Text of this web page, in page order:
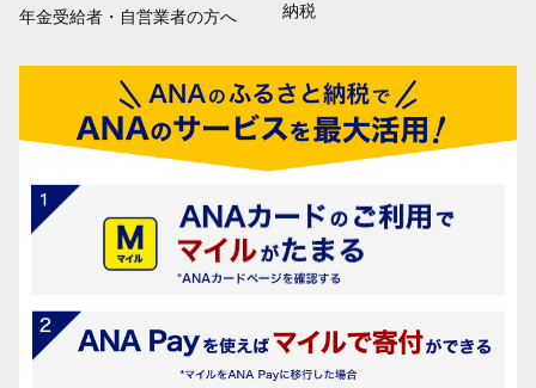
年金受給者・自営業者の方へ
納税